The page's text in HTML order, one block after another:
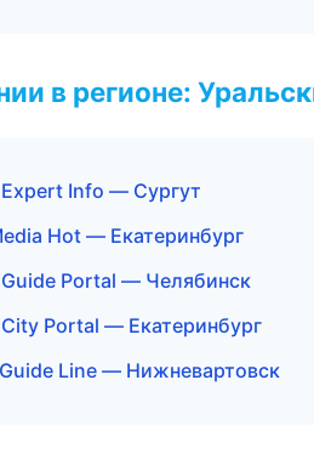
в регионе:
Info — Сургут
Hot — Екатеринбург
Portal — Челябинск
Portal — Екатеринбург
Line — Нижневартовск